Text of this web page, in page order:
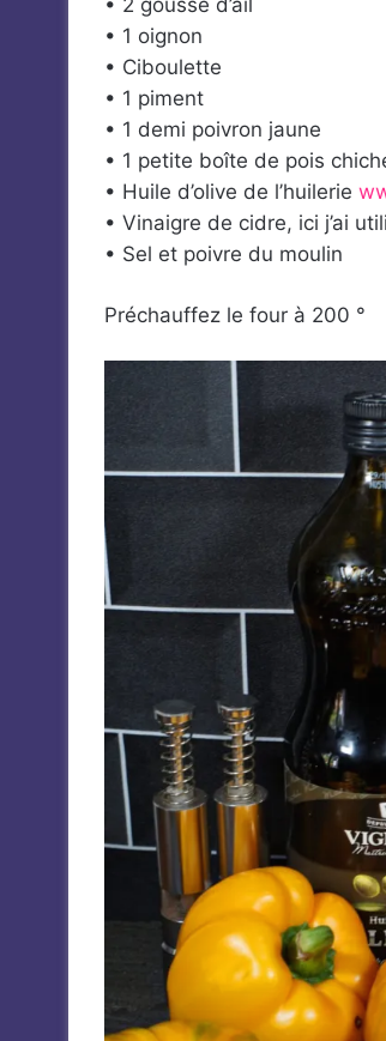
• 2 gousse d’ail
• 1 oignon
• Ciboulette
• 1 piment
• 1 demi poivron jaune
• 1 petite boîte de pois
• Huile d’olive de l’huilerie
• Vinaigre de cidre, ici j’ai
• Sel et poivre du moulin
Préchauffez le four à 200 °